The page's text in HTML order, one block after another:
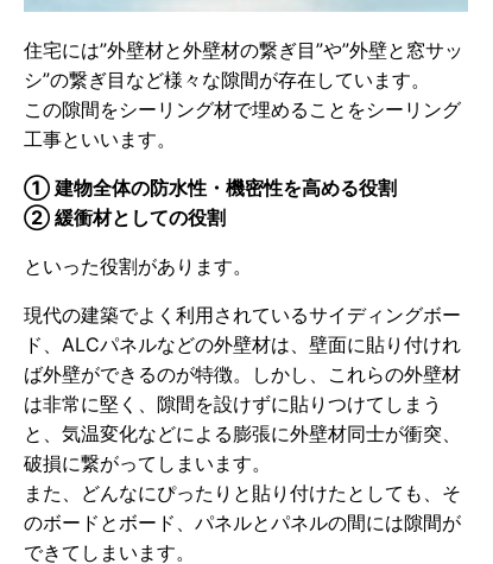
住宅には”外壁材と外壁材の繋ぎ目”や”外壁と窓サッ
シ”の繋ぎ目など様々な隙間が存在しています。
この隙間をシーリング材で埋めることをシーリング
工事といいます。
① 建物全体の防水性・機密性を高める役割
② 緩衝材としての役割
といった役割があります。
現代の建築でよく利用されているサイディングボー
ド、ALCパネルなどの外壁材は、壁面に貼り付けれ
ば外壁ができるのが特徴。しかし、これらの外壁材
は非常に堅く、隙間を設けずに貼りつけてしまう
と、気温変化などによる膨張に外壁材同士が衝突、
破損に繋がってしまいます。
また、どんなにぴったりと貼り付けたとしても、そ
のボードとボード、パネルとパネルの間には隙間が
できてしまいます。